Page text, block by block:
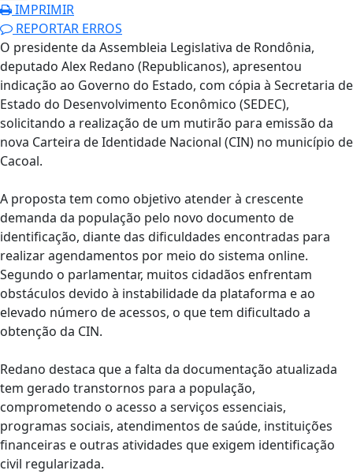
IMPRIMIR
REPORTAR ERROS
O presidente da Assembleia Legislativa de Rondônia,
deputado Alex Redano (Republicanos), apresentou
indicação ao Governo do Estado, com cópia à Secretaria de
Estado do Desenvolvimento Econômico (SEDEC),
solicitando a realização de um mutirão para emissão da
nova Carteira de Identidade Nacional (CIN) no município de
Cacoal.
A proposta tem como objetivo atender à crescente
demanda da população pelo novo documento de
identificação, diante das dificuldades encontradas para
realizar agendamentos por meio do sistema online.
Segundo o parlamentar, muitos cidadãos enfrentam
obstáculos devido à instabilidade da plataforma e ao
elevado número de acessos, o que tem dificultado a
obtenção da CIN.
Redano destaca que a falta da documentação atualizada
tem gerado transtornos para a população,
comprometendo o acesso a serviços essenciais,
programas sociais, atendimentos de saúde, instituições
financeiras e outras atividades que exigem identificação
civil regularizada.